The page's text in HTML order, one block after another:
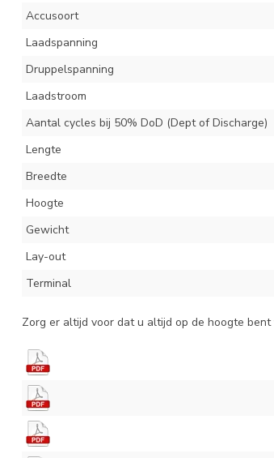
Accusoort
Laadspanning
Druppelspanning
Laadstroom
Aantal cycles bij 50% DoD (Dept of Discharge)
Lengte
Breedte
Hoogte
Gewicht
Lay-out
Terminal
Zorg er altijd voor dat u altijd op de hoogte